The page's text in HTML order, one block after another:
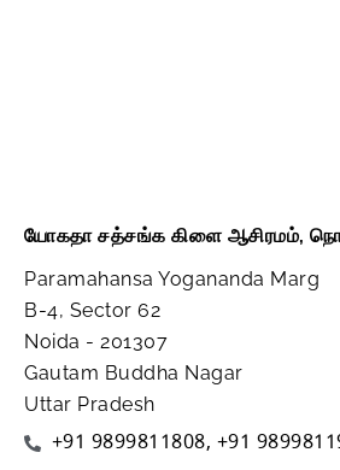
யோகதா சத்சங்க கிளை ஆசிரமம்,
Paramahansa Yogananda Marg
B-4, Sector 62
Noida - 201307
Gautam Buddha Nagar
Uttar Pradesh
+91 9899811808, +91